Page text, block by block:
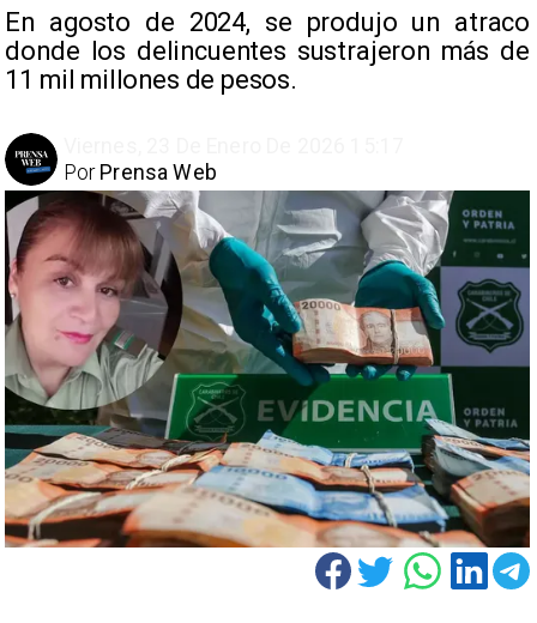
En agosto de 2024, se produjo un atraco
donde los delincuentes sustrajeron más de
11 mil millones de pesos.
Prensa Web
Por